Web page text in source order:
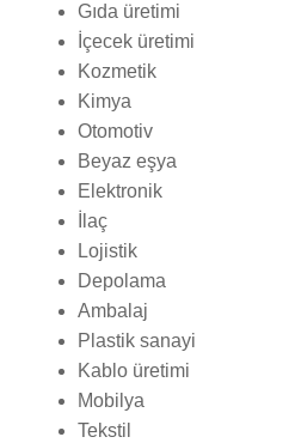
Gıda üretimi
İçecek üretimi
Kozmetik
Kimya
Otomotiv
Beyaz eşya
Elektronik
İlaç
Lojistik
Depolama
Ambalaj
Plastik sanayi
Kablo üretimi
Mobilya
Tekstil